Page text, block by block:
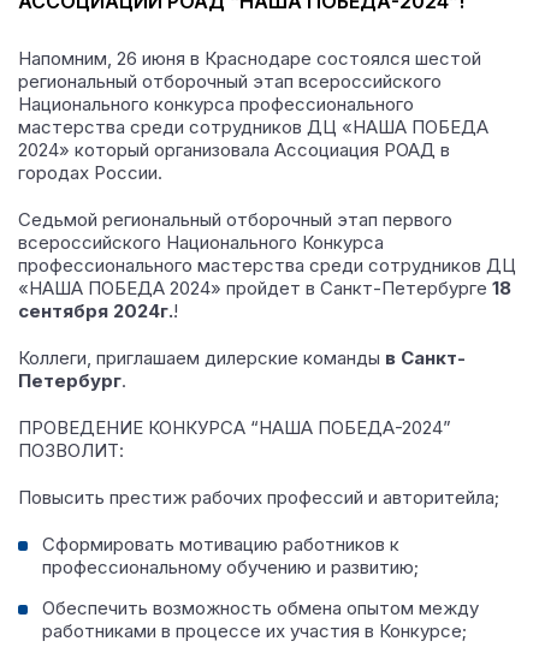
Напомним, 26 июня в Краснодаре состоялся шестой
региональный отборочный этап всероссийского
Национального конкурса профессионального
мастерства среди сотрудников ДЦ «НАША ПОБЕДА
2024» который организовала Ассоциация РОАД в
городах России.
Седьмой региональный отборочный этап первого
всероссийского Национального Конкурса
профессионального мастерства среди сотрудников ДЦ
«НАША ПОБЕДА 2024» пройдет в Санкт-Петербурге 18
сентября 2024г.!
Коллеги, приглашаем дилерские команды в Санкт-
Петербург.
ПРОВЕДЕНИЕ КОНКУРСА “НАША ПОБЕДА-2024”
ПОЗВОЛИТ:
Повысить престиж рабочих профессий и авторитейла;
Сформировать мотивацию работников к
профессиональному обучению и развитию;
Обеспечить возможность обмена опытом между
работниками в процессе их участия в Конкурсе;